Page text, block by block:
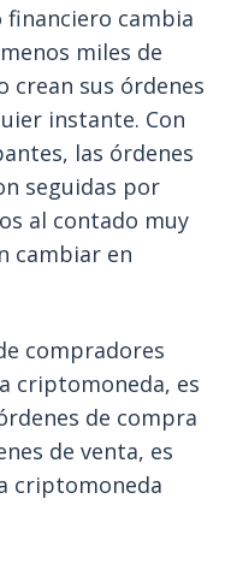
cambia
miles de
crean sus órdenes
instante. Con
las órdenes
seguidas por
al contado muy
cambiar en
compradores
criptomoneda, es
de compra
de venta, es
criptomoneda